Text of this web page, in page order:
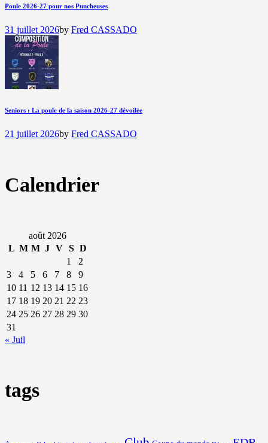
Poule 2026-27 pour nos Puncheuses
31 juillet 2026by Fred CASSADO
Seniors : La poule de la saison 2026-27 dévoilée
21 juillet 2026by Fred CASSADO
Calendrier
août 2026
L M M J V S D
1
2
3
4 5 6 7 8
9
10 11 12 13 14 15 16
17 18 19 20 21 22 23
24 25 26 27 28 29 30
31
« Juil
tags